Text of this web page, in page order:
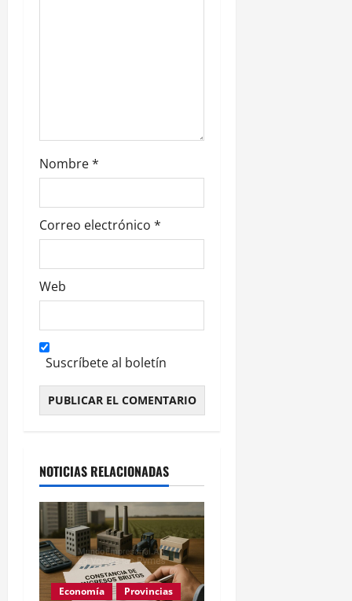
a
s
Nombre*
Correo electrónico *
Web
Suscríbete al boletín
NOTICIAS RELACIONADAS
Economía Provincias